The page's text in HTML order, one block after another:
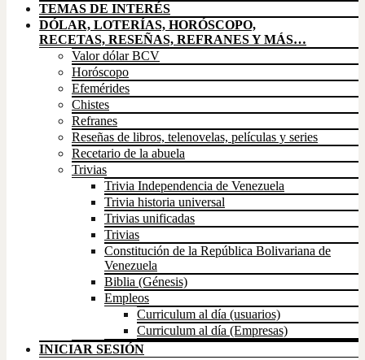
TEMAS DE INTERÉS
DÓLAR, LOTERÍAS, HORÓSCOPO,
RECETAS, RESEÑAS, REFRANES Y MÁS…
Valor dólar BCV
Horóscopo
Efemérides
Chistes
Refranes
Reseñas de libros, telenovelas, películas y series
Recetario de la abuela
Trivias
Trivia Independencia de Venezuela
Trivia historia universal
Trivias unificadas
Trivias
Constitución de la República Bolivariana de
Venezuela
Biblia (Génesis)
Empleos
Curriculum al día (usuarios)
Curriculum al día (Empresas)
INICIAR SESIÓN